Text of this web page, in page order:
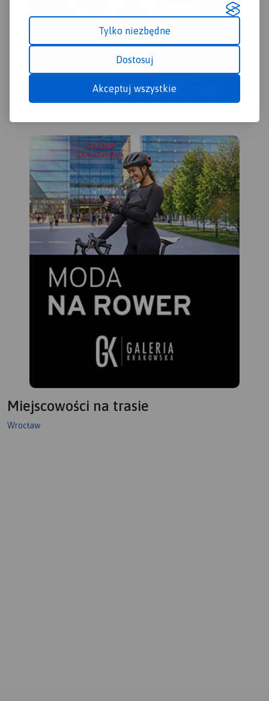
Tylko niezbędne
Dostosuj
Akceptuj wszystkie
Miejscowości na trasie
Wrocław